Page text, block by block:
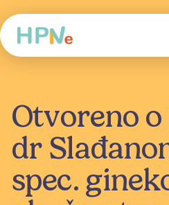
Otvoreno o
dr
spec.